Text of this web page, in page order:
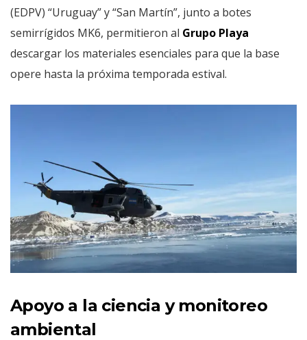
(EDPV) “Uruguay” y “San Martín”, junto a botes
semirrígidos MK6, permitieron al Grupo Playa
descargar los materiales esenciales para que la base
opere hasta la próxima temporada estival.
Apoyo a la ciencia y monitoreo
ambiental